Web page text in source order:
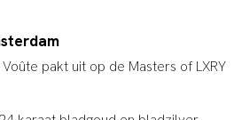
pakt uit op de Masters of LXRY